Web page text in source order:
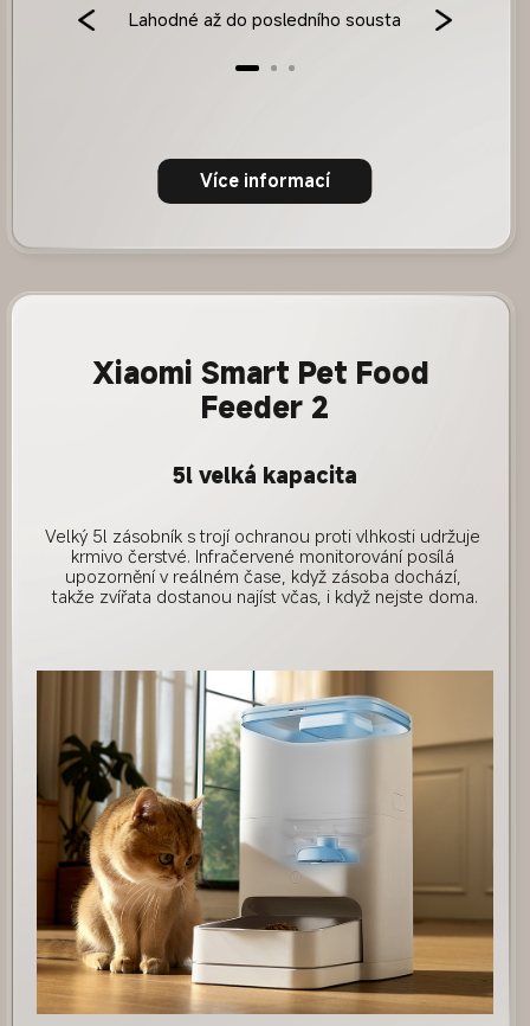
Lahodné až do posledního sousta
Více informací
Xiaomi Smart Pet Food
Feeder 2
5l velká kapacita
Velký 5l zásobník s trojí ochranou proti vlhkosti udržuje
krmivo čerstvé. Infračervené monitorování posílá
upozornění v reálném čase, když zásoba dochází,
takže zvířata dostanou najíst včas, i když nejste doma.